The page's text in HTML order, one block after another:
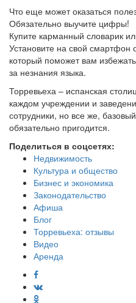
Что еще может оказаться
Обязательно выучите цифры!
Купите карманный словарик
Установите на свой
который поможет вам
за незнания языка.
Торревьеха – испанская
каждом учреждении и
сотрудники, но все же,
обязательно пригодится.
Поделиться в соцсетях:
Недвижимость
Культура и общество
Бизнес и экономика
Законодательство
Афиша
Блог
Торревьеха: отзывы
Видео
Аренда